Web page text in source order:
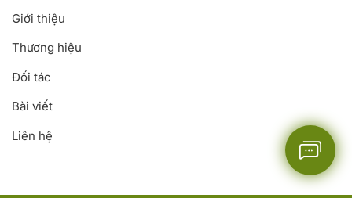
Giới thiệu
Thương hiệu
Đối tác
Bài viết
Liên hệ